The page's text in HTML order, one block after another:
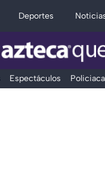
Deportes
Espectáculos Policiaca